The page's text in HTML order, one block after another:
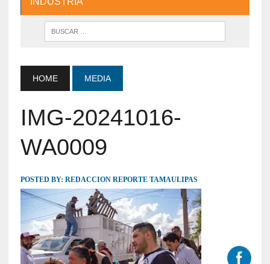
HOME MEDIA
IMG-20241016-
WA0009
POSTED BY: REDACCION REPORTE TAMAULIPAS